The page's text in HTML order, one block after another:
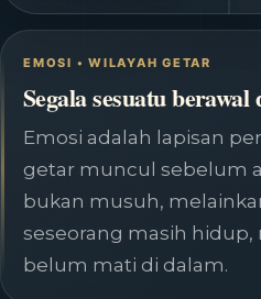
EMOSI • WILAYAH GETAR
Segala sesuatu
Emosi adalah lapisan
getar muncul sebelum
bukan musuh,
seseorang masih hidup,
belum mati di dalam.